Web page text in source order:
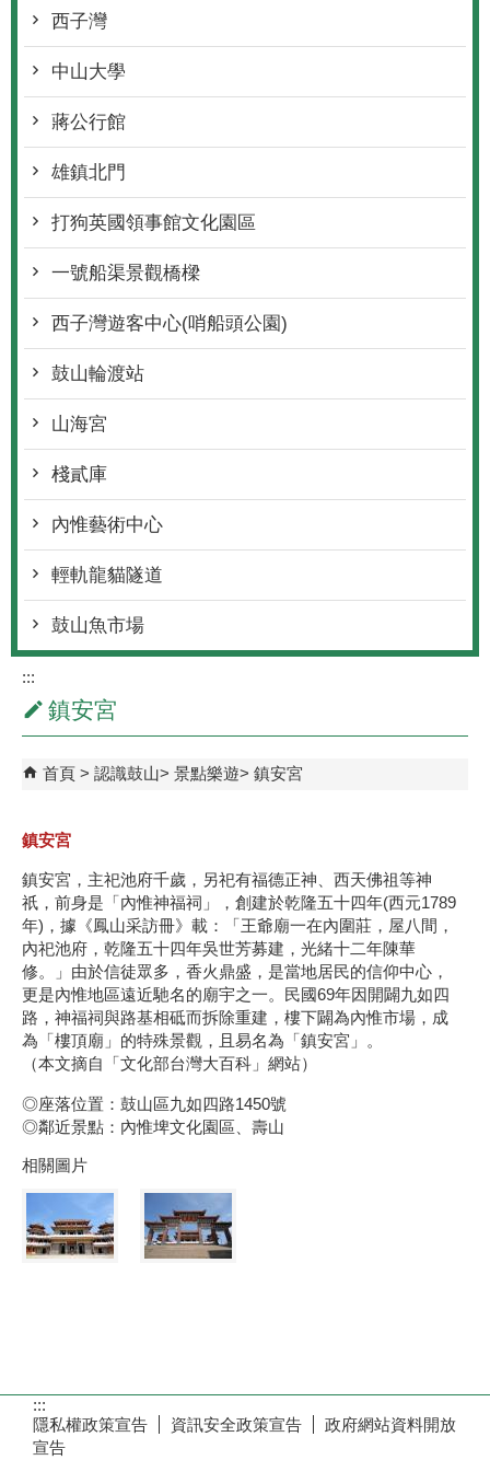
西子灣
中山大學
蔣公行館
雄鎮北門
打狗英國領事館文化園區
一號船渠景觀橋樑
西子灣遊客中心(哨船頭公園)
鼓山輪渡站
山海宮
棧貳庫
內惟藝術中心
輕軌龍貓隧道
鼓山魚市場
:::
鎮安宮
首頁 認識鼓山 景點樂遊 鎮安宮
鎮安宮
鎮安宮，主祀池府千歲，另祀有福德正神、西天佛祖等神
祇，前身是「內惟神福祠」，創建於乾隆五十四年(西元1789
年)，據《鳳山采訪冊》載：「王爺廟一在內圍莊，屋八間，
內祀池府，乾隆五十四年吳世芳募建，光緒十二年陳華
修。」由於信徒眾多，香火鼎盛，是當地居民的信仰中心，
更是內惟地區遠近馳名的廟宇之一。民國69年因開闢九如四
路，神福祠與路基相砥而拆除重建，樓下闢為內惟市場，成
為「樓頂廟」的特殊景觀，且易名為「鎮安宮」。
（本文摘自「文化部台灣大百科」網站）
◎座落位置：鼓山區九如四路1450號
◎鄰近景點：內惟埤文化園區、壽山
相關圖片
:::
隱私權政策宣告
資訊安全政策宣告
政府網站資料開放
宣告